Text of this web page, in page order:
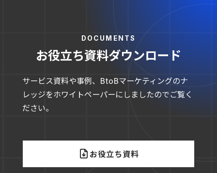
DOCUMENTS
お役立ち資料ダウンロード
サービス資料や事例、BtoBマーケティングのナ
レッジをホワイトペーパーにしましたのでご覧く
ださい。
お役立ち資料